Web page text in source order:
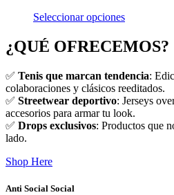
Seleccionar opciones
¿QUÉ OFRECEMOS?
✅ Tenis que marcan tendencia:
colaboraciones y clásicos reeditados.
✅ Streetwear deportivo: Jerseys
accesorios para armar tu look.
✅ Drops exclusivos: Productos que
lado.
Shop Here
Anti Social Social